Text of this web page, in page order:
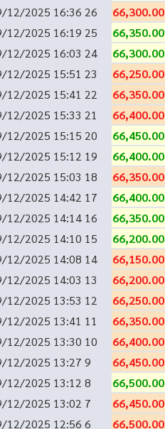
12/2025 16:36 26 66,300.00
12/2025 16:19 25 66,350.00
12/2025 16:03 24 66,300.00
12/2025 15:51 23 66,250.00
12/2025 15:41 22 66,350.00
12/2025 15:33 21 66,400.00
12/2025 15:15 20 66,450.00
12/2025 15:12 19 66,400.00
12/2025 15:03 18 66,350.00
12/2025 14:42 17 66,400.00
12/2025 14:14 16 66,350.00
12/2025 14:10 15 66,200.00
12/2025 14:08 14 66,150.00
12/2025 14:03 13 66,200.00
12/2025 13:53 12 66,250.00
12/2025 13:41 11 66,350.00
12/2025 13:30 10 66,400.00
12/2025 13:27 9 66,450.00
12/2025 13:12 8 66,500.00
12/2025 13:02 7 66,450.00
12/2025 12:56 6 66,500.00